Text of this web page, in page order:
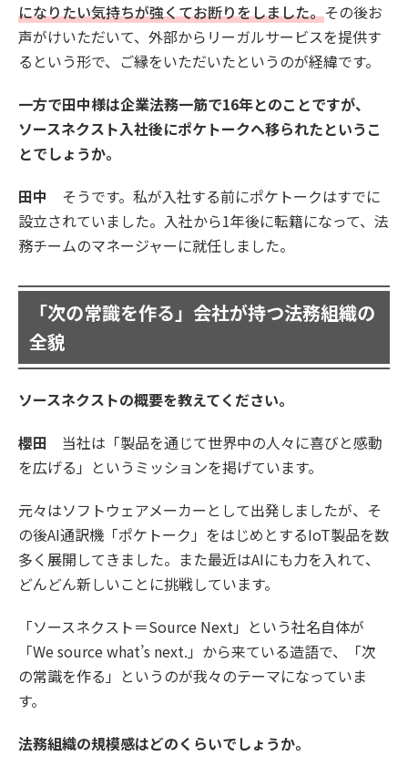
になりたい気持ちが強くてお断りをしました。その後お
声がけいただいて、外部からリーガルサービスを提供す
るという形で、ご縁をいただいたというのが経緯です。
一方で田中様は企業法務一筋で16年とのことですが、
ソースネクスト入社後にポケトークへ移られたというこ
とでしょうか。
田中 そうです。私が入社する前にポケトークはすでに
設立されていました。入社から1年後に転籍になって、法
務チームのマネージャーに就任しました。
「次の常識を作る」会社が持つ法務組織の
全貌
ソースネクストの概要を教えてください。
櫻田 当社は「製品を通じて世界中の人々に喜びと感動
を広げる」というミッションを掲げています。
元々はソフトウェアメーカーとして出発しましたが、そ
の後AI通訳機「ポケトーク」をはじめとするIoT製品を数
多く展開してきました。また最近はAIにも力を入れて、
どんどん新しいことに挑戦しています。
「ソースネクスト＝Source Next」という社名自体が
「We source what’s next.」から来ている造語で、「次
の常識を作る」というのが我々のテーマになっていま
す。
法務組織の規模感はどのくらいでしょうか。